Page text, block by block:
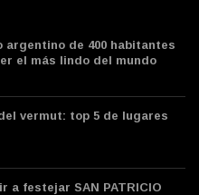
argentino de 400 habitantes
el más lindo del mundo
vermut: top 5 de lugares
a festejar SAN PATRICIO